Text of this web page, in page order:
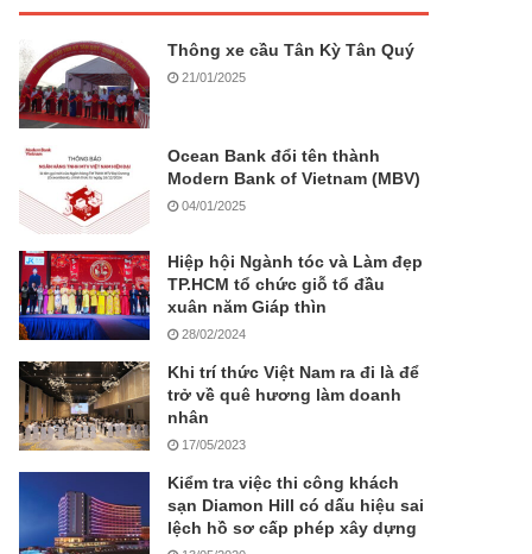
Thông xe cầu Tân Kỳ Tân Quý
21/01/2025
Ocean Bank đổi tên thành
Modern Bank of Vietnam (MBV)
04/01/2025
Hiệp hội Ngành tóc và Làm đẹp
TP.HCM tổ chức giỗ tổ đầu
xuân năm Giáp thìn
28/02/2024
Khi trí thức Việt Nam ra đi là để
trở về quê hương làm doanh
nhân
17/05/2023
Kiểm tra việc thi công khách
sạn Diamon Hill có dấu hiệu sai
lệch hồ sơ cấp phép xây dựng